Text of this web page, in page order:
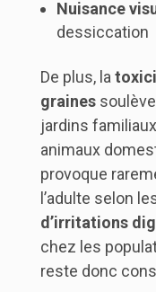
Nuisance
dessiccation
De plus, la
graines
jardins
animaux
provoque
l’adulte selon
d’irritations
chez les
reste donc